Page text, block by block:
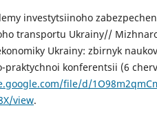
investytsiinoho
transportu Ukrainy//
Ukrainy: zbirnyk
praktychnoi konferentsii (6
file/d/
view.